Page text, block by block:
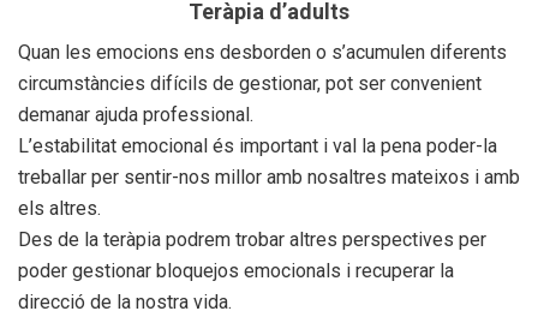
Teràpia d’adults
Quan les emocions ens desborden o s’acumulen diferents
circumstàncies difícils de gestionar, pot ser convenient
demanar ajuda professional.
L’estabilitat emocional és important i val la pena poder-la
treballar per sentir-nos millor amb nosaltres mateixos i amb
els altres.
Des de la teràpia podrem trobar altres perspectives per
poder gestionar bloquejos emocionals i recuperar la
direcció de la nostra vida.